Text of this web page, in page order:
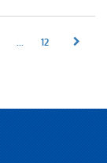
... 12